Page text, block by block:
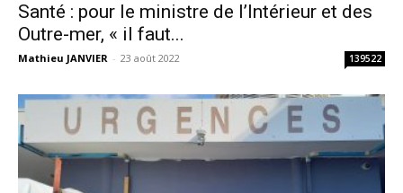
Santé : pour le ministre de l’Intérieur et des
Outre-mer, « il faut...
Mathieu JANVIER - 23 août 2022 139522